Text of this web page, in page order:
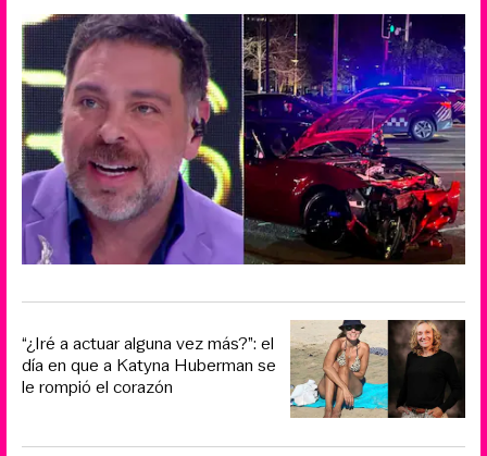
“¿Iré a actuar alguna vez más?”: el
día en que a Katyna Huberman se
le rompió el corazón